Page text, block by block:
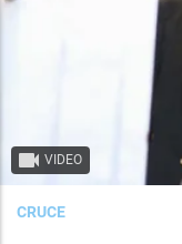
VIDEO
CRUCE